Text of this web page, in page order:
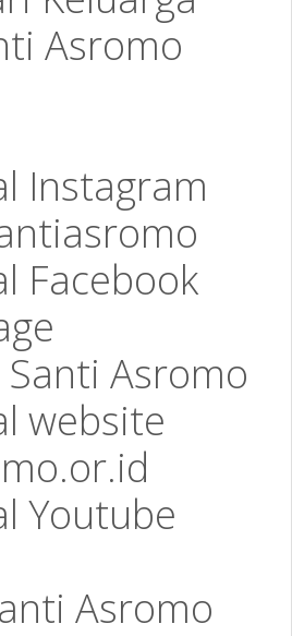
Asromo
Instagram
Facebook
Santi Asromo
website
Youtube
Asromo